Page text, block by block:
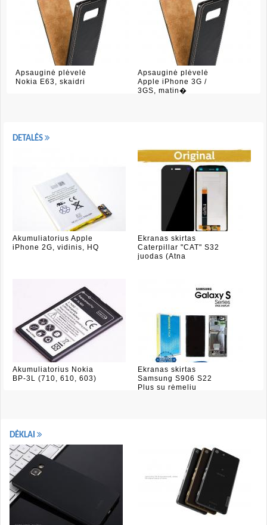
Apsauginė plėvelė
Nokia E63, skaidri
Apsauginė plėvelė
Apple iPhone 3G /
3GS, matin�
DETALĖS
Akumuliatorius Apple
iPhone 2G, vidinis, HQ
Ekranas skirtas
Caterpillar "CAT" S32
juodas (Atna
Akumuliatorius Nokia
BP-3L (710, 610, 603)
Ekranas skirtas
Samsung S906 S22
Plus su rėmeliu
DĖKLAI